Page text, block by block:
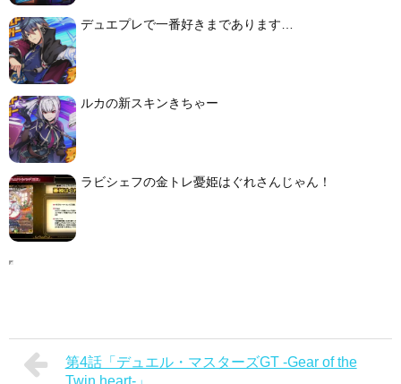
デュエプレで一番好きまであります…
ルカの新スキンきちゃー
ラビシェフの金トレ憂姫はぐれさんじゃん！
第4話「デュエル・マスターズGT -Gear of the
Twin heart-」